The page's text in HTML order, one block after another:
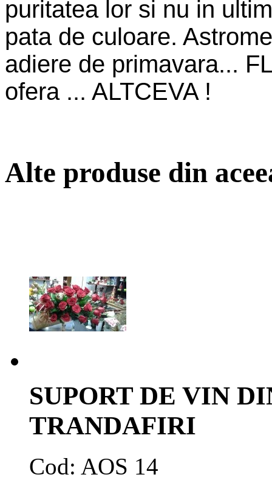
puritatea lor si nu in
pata de culoare.
adiere de primavara...
ofera ... ALTCEVA !
Alte produse din
SUPORT DE VIN
TRANDAFIRI
Cod: AOS 14